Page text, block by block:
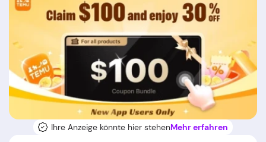
Ihre Anzeige könnte hier stehenMehr erfahren